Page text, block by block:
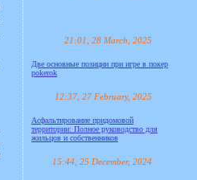
21:01, 28 March, 2025
Две основные позиции при игре в покер
pokerok
12:37, 27 February, 2025
Асфальтирование придомовой
территории: Полное руководство для
жильцов и собственников
15:44, 25 December, 2024